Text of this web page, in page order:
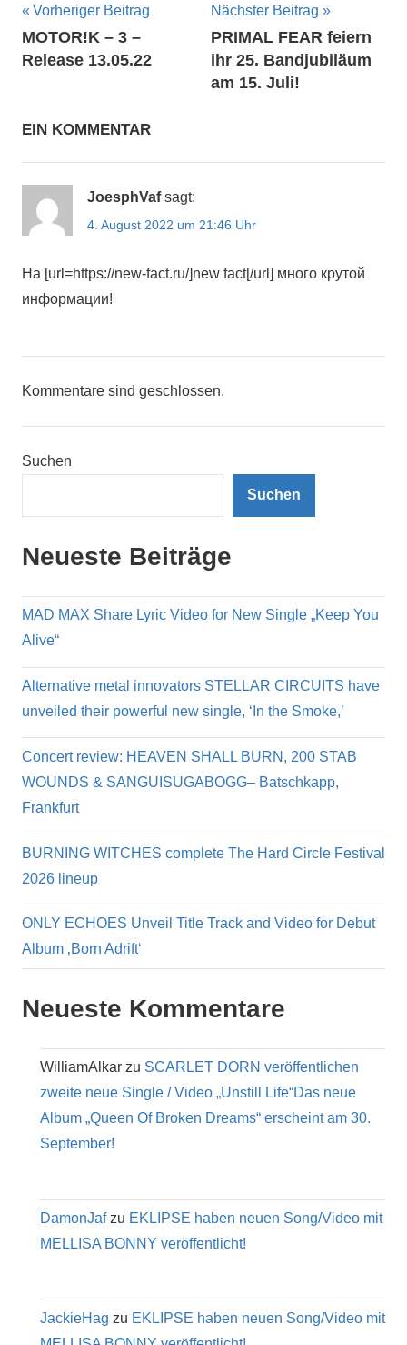
Beitragsnavigation
Vorheriger Beitrag
MOTOR!K – 3 –
Release 13.05.22
Nächster Beitrag
PRIMAL FEAR feiern
ihr 25. Bandjubiläum
am 15. Juli!
EIN KOMMENTAR
JoesphVaf sagt:
4. August 2022 um 21:46 Uhr
На [url=https://new-fact.ru/]new fact[/url] много крутой
информации!
Kommentare sind geschlossen.
Suchen
Suchen
Neueste Beiträge
MAD MAX Share Lyric Video for New Single „Keep You
Alive“
Alternative metal innovators STELLAR CIRCUITS have
unveiled their powerful new single, ‘In the Smoke,’
Concert review: HEAVEN SHALL BURN, 200 STAB
WOUNDS & SANGUISUGABOGG– Batschkapp,
Frankfurt
BURNING WITCHES complete The Hard Circle Festival
2026 lineup
ONLY ECHOES Unveil Title Track and Video for Debut
Album ‚Born Adrift‘
Neueste Kommentare
WilliamAlkar zu SCARLET DORN veröffentlichen
zweite neue Single / Video „Unstill Life“Das neue
Album „Queen Of Broken Dreams“ erscheint am 30.
September!
DamonJafzu EKLIPSE haben neuen Song/Video mit
MELLISA BONNY veröffentlicht!
JackieHag zu EKLIPSE haben neuen Song/Video mit